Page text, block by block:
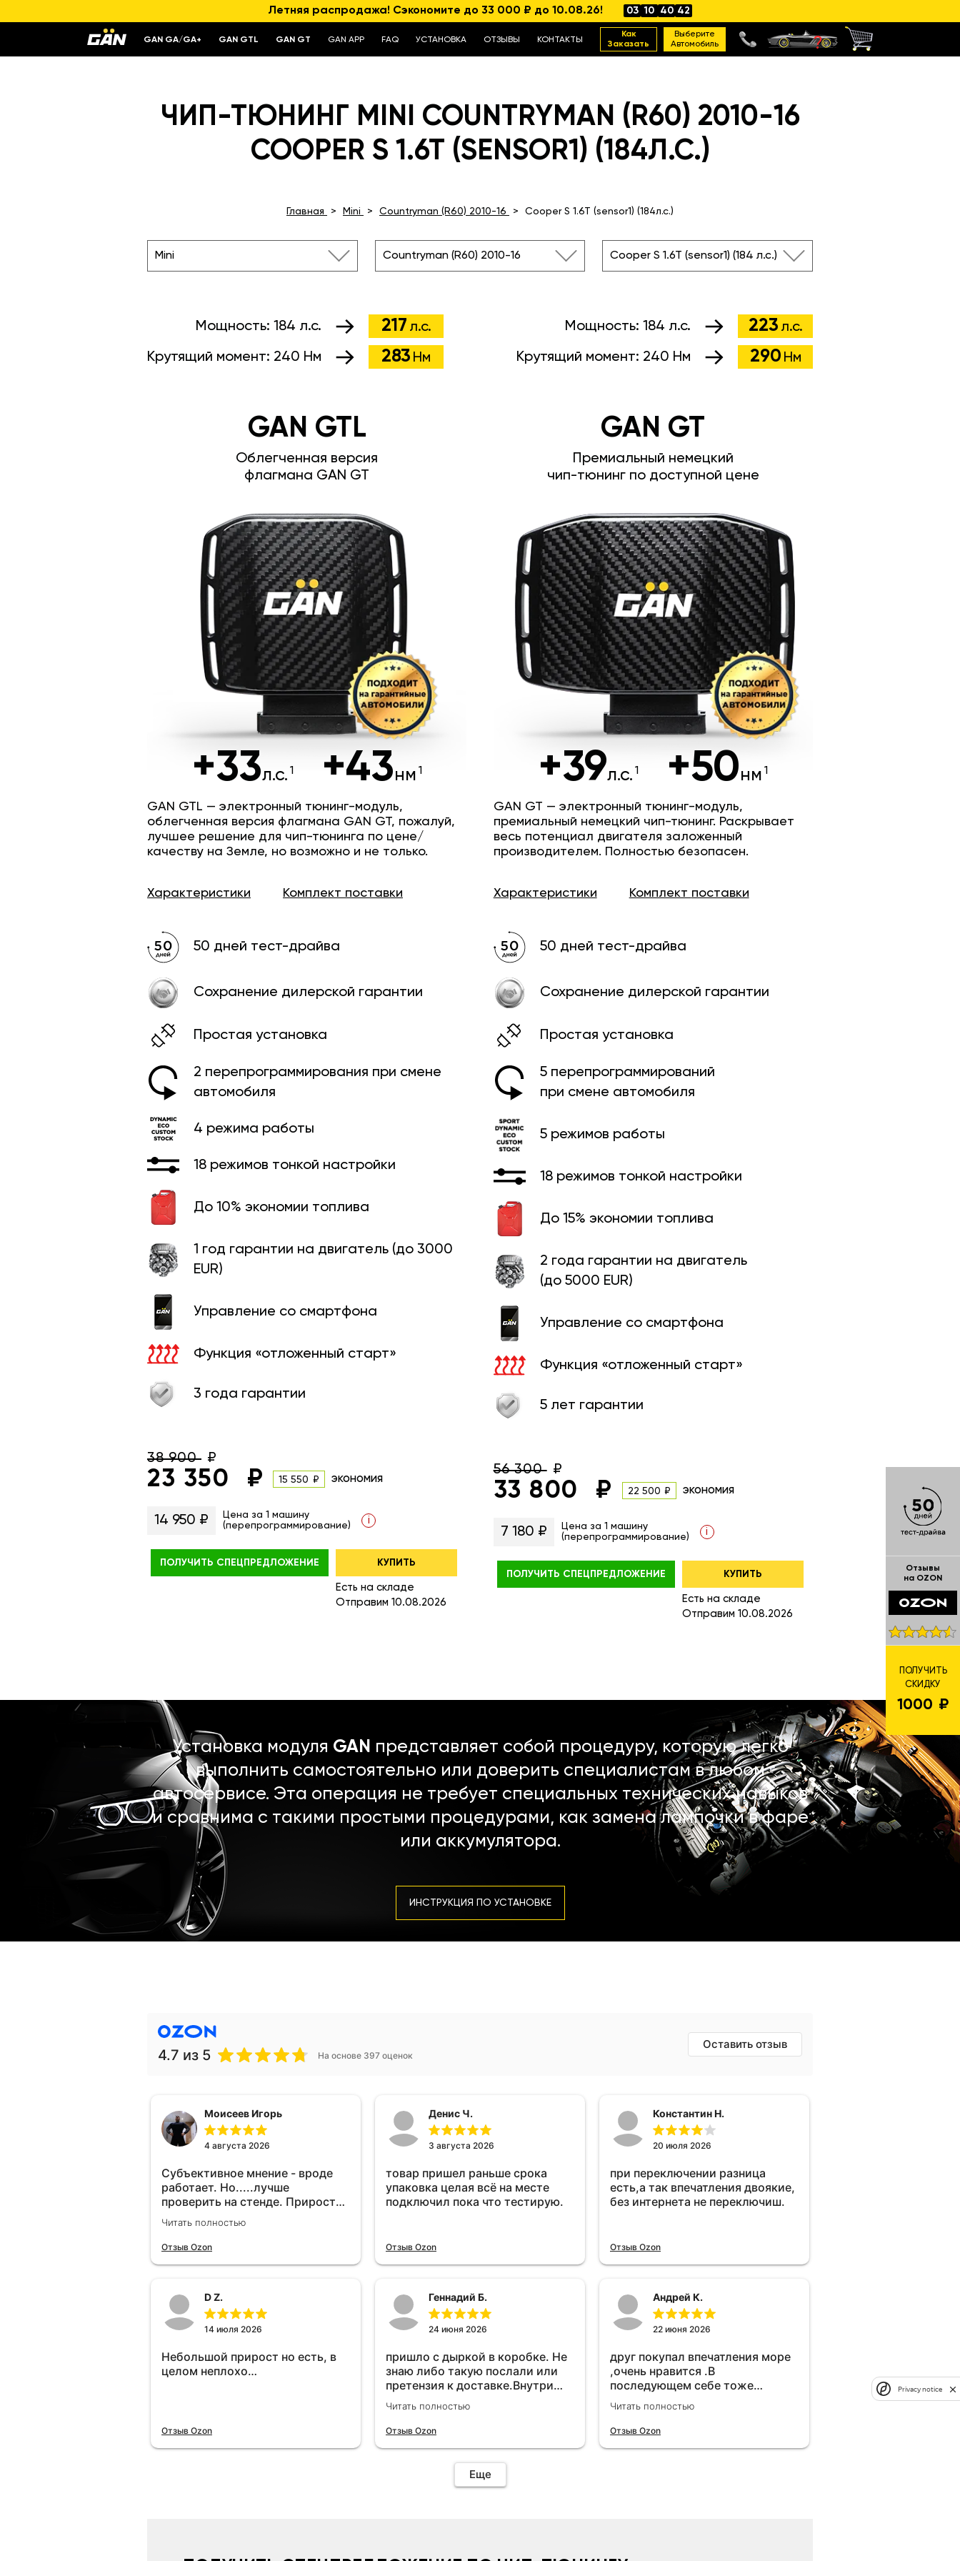
Летняя распродажа! Сэкономите до 33 000 ₽ до 10.08.26! 03 10 40 41
GAN GA/GA+ GAN GTL GAN GT GAN APP FAQ УСТАНОВКА ОТЗЫВЫ КОНТАКТЫ
Как
Заказать
Выберите
Автомобиль
ЧИП-ТЮНИНГ MINI COUNTRYMAN (R60) 2010-16
COOPER S 1.6T (SENSOR1) (184Л.С.)
Главная Mini Countryman (R60) 2010-16 Cooper S 1.6T (sensor1) (184л.с.)
Mini Countryman (R60) 2010-16 Cooper S 1.6T (sensor1) (184 л.с.)
Мощность: 184 л.с. 223 л.с.
Крутящий момент: 240 Нм 290 Нм
Мощность: 184 л.с. 217 л.с.
Крутящий момент: 240 Нм 283 Нм
GAN GT
Премиальный немецкий
чип-тюнинг по доступной цене
+39л.с. +50нм
GAN GT — электронный тюнинг-модуль,
премиальный немецкий чип-тюнинг. Раскрывает
весь потенциал двигателя заложенный
производителем. Полностью безопасен.
Характеристики Комплект поставки
50 дней тест-драйва
Сохранение дилерской гарантии
Простая установка
5 перепрограмми­рований
при смене автомобиля
5 режимов работы
18 режимов тонкой настройки
До 15% экономии топлива
2 года гарантии на двигатель
(до 5000 EUR)
Управление со смартфона
Функция «отложенный старт»
5 лет гарантии
56 300
33 800 22 500 экономия
7 180 ₽
Цена за 1 машину
(перепрограммирование)
i
ПОЛУЧИТЬ СПЕЦПРЕДЛОЖЕНИЕ КУПИТЬ
Есть на складе
Отправим 10.08.2026
GAN GTL
Облегченная версия
флагмана GAN GT
+33л.с. +43нм
GAN GTL — электронный тюнинг-модуль,
облегченная версия флагмана GAN GT, пожалуй,
лучшее решение для чип-тюнинга по цене/
качеству на Земле, но возможно и не только.
Характеристики Комплект поставки
50 дней тест-драйва
Сохранение дилерской гарантии
Простая установка
2 перепрограммирования при смене
автомобиля
4 режима работы
18 режимов тонкой настройки
До 10% экономии топлива
1 год гарантии на двигатель (до 3000
EUR)
Управление со смартфона
Функция «отложенный старт»
3 года гарантии
38 900
23 350 15 550 экономия
14 950 ₽
Цена за 1 машину
(перепрограммирование)
i
ПОЛУЧИТЬ СПЕЦПРЕДЛОЖЕНИЕ КУПИТЬ
Есть на складе
Отправим 10.08.2026
Установка модуля GAN представляет собой процедуру, которую легко
выполнить самостоятельно или доверить специалистам в любом
автосервисе. Эта операция не требует специальных технических навыков
и сравнима с такими простыми процедурами, как замена лампочки в фаре
или аккумулятора.
ИНСТРУКЦИЯ ПО УСТАНОВКЕ
4.7 из 5 На основе 397 оценок
Оставить отзыв
Моисеев Игорь
4 августа 2026
Субъективное мнение - вроде
работает. Но.....лучше
проверить на стенде. Прирост
10-12% "на глаз" уловить очень
сложно. Покатаюсь, потом
отключу и посмотрю, что будет
Читать полностью
Отзыв Ozon
Денис Ч.
3 августа 2026
товар пришел раньше срока
упаковка целая всё на месте
подключил пока что тестирую.
Отзыв Ozon
Константин Н.
20 июля 2026
при переключении разница
есть,а так впечатления двоякие,
без интернета не переключиш.
Отзыв Ozon
D Z.
14 июля 2026
Небольшой прирост но есть, в
целом неплохо…
Отзыв Ozon
Геннадий Б.
24 июня 2026
пришло с дыркой в коробке. Не
знаю либо такую послали или
претензия к доставке.Внутри
вроде всё цело. С первого раза
установить не получается не
знаю может интернет дурит.
отзыв.Дополняю отзыв для
установки необходимо
устройства дополню позже ещё
Читать полностью
Отзыв Ozon
Андрей К.
22 июня 2026
друг покупал впечатления море
,очень нравится .В
последующем себе тоже
приобрел.Реально прибавляет
мощности!
Читать полностью
Отзыв Ozon
Еще
Отзывы
на OZON
ПОЛУЧИТЬ
СКИДКУ
1000
Privacy notice